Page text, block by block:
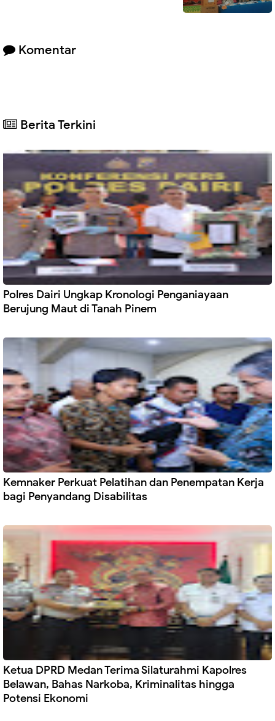
Komentar
Berita Terkini
Polres Dairi Ungkap Kronologi Penganiayaan
Berujung Maut di Tanah Pinem
Kemnaker Perkuat Pelatihan dan Penempatan Kerja
bagi Penyandang Disabilitas
Ketua DPRD Medan Terima Silaturahmi Kapolres
Belawan, Bahas Narkoba, Kriminalitas hingga
Potensi Ekonomi